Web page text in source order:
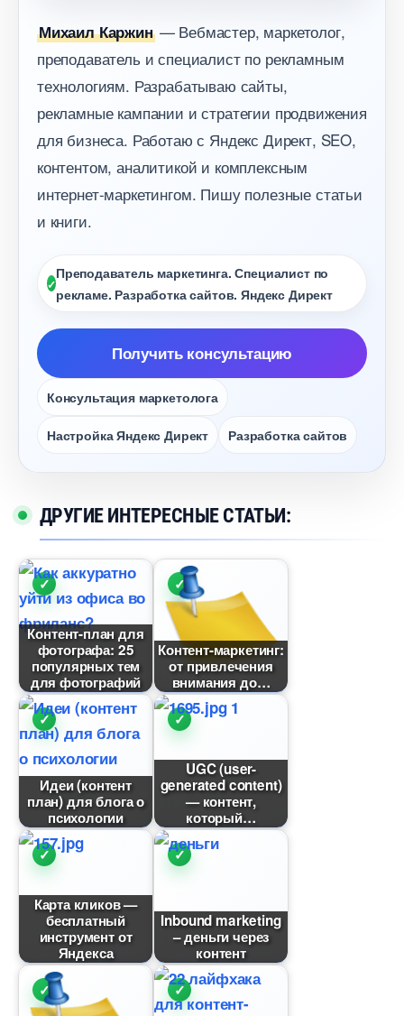
Михаил Каржин— Вебмастер, маркетолог,
преподаватель и специалист по рекламным
технологиям. Разрабатываю сайты,
рекламные кампании и стратегии продвижения
для бизнеса. Работаю с Яндекс Директ, SEO,
контентом, аналитикой и комплексным
интернет-маркетингом. Пишу полезные статьи
и книги.
Преподаватель маркетинга. Специалист по
рекламе. Разработка сайтов. Яндекс Директ
Получить консультацию
Консультация маркетолога
Настройка Яндекс Директ Разработка сайто
ДРУГИЕ ИНТЕРЕСНЫЕ СТАТЬИ:
Контент-план для
фотографа: 25
популярных тем
для фотографий
Контент-маркетинг:
от привлечения
нимания до
Идеи (контент
план) для блога о
психологии
UGC (user-
generated content)
— контент,
который
Карта кликов —
есплатный
инструмент от
Яндекса
Inbound marketing
– деньги через
контент